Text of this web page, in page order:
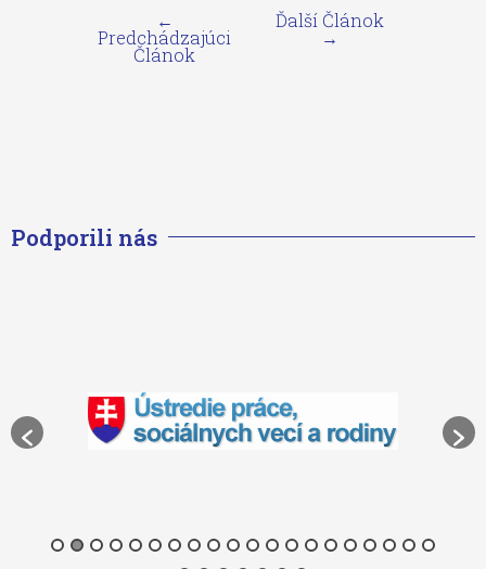
←
Predchádzajúci
Článok
Ďalší Článok
→
Podporili nás